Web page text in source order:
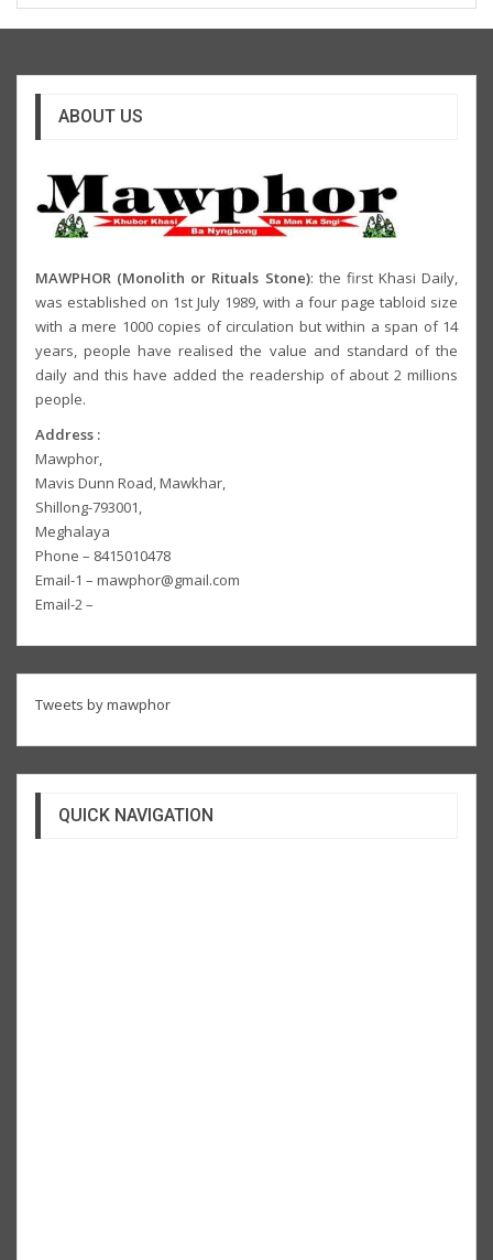
ABOUT US
MAWPHOR (Monolith or Rituals Stone): the first Khasi Daily,
was established on 1st July 1989, with a four page tabloid size
with a mere 1000 copies of circulation but within a span of 14
years, people have realised the value and standard of the
daily and this have added the readership of about 2 millions
people.
Address :
Mawphor,
Mavis Dunn Road, Mawkhar,
Shillong-793001,
Meghalaya
Phone – 8415010478
Email-1 – mawphor@gmail.com
Email-2 –
Tweets by mawphor
QUICK NAVIGATION